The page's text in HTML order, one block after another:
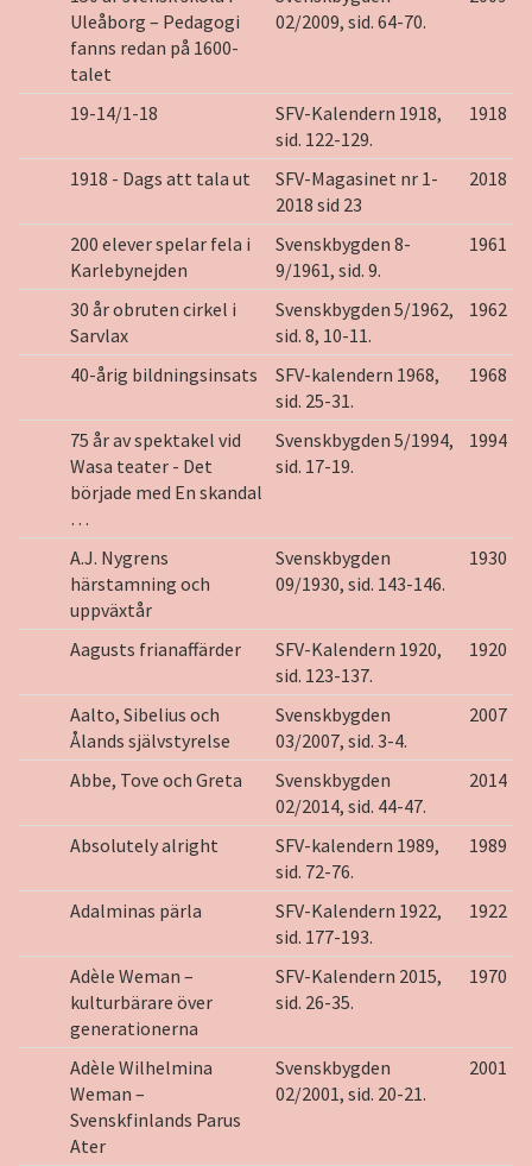
Uleåborg – Pedagogi
fanns redan på 1600-
talet
02/2009, sid. 64-70.
19-14/1-18
SFV-Kalendern 1918,
sid. 122-129.
1918
1918 - Dags att tala ut
SFV-Magasinet nr 1-
2018 sid 23
2018
200 elever spelar fela i
Karlebynejden
Svenskbygden 8-
9/1961, sid. 9.
1961
30 år obruten cirkel i
Sarvlax
Svenskbygden 5/1962,
sid. 8, 10-11.
1962
40-årig bildningsinsats
SFV-kalendern 1968,
sid. 25-31.
1968
75 år av spektakel vid
Wasa teater - Det
började med En skandal
…
Svenskbygden 5/1994,
sid. 17-19.
1994
A.J. Nygrens
härstamning och
uppväxtår
Svenskbygden
09/1930, sid. 143-146.
1930
Aagusts frianaffärder
SFV-Kalendern 1920,
sid. 123-137.
1920
Aalto, Sibelius och
Ålands självstyrelse
Svenskbygden
03/2007, sid. 3-4.
2007
Abbe, Tove och Greta
Svenskbygden
02/2014, sid. 44-47.
2014
Absolutely alright
SFV-kalendern 1989,
sid. 72-76.
1989
Adalminas pärla
SFV-Kalendern 1922,
sid. 177-193.
1922
Adèle Weman –
kulturbärare över
generationerna
SFV-Kalendern 2015,
sid. 26-35.
1970
Adèle Wilhelmina
Weman –
Svenskfinlands Parus
Ater
Svenskbygden
02/2001, sid. 20-21.
2001